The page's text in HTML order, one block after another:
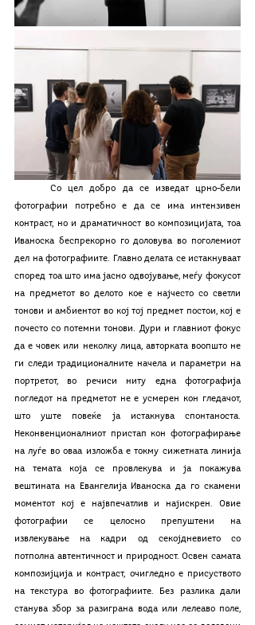
	Со цел добро да се изведат црно-бели
фотографии потребно е да се има интензивен
контраст, но и драматичност во композицијата, тоа
Иваноска беспрекорно го доловува во поголемиот
дел на фотографиите. Главно делата се истакнуваат
според тоа што има јасно одвојување, меѓу фокусот
на предметот во делото кое е најчесто со светли
тонови и амбиентот во кој тој предмет постои, кој е
почесто со потемни тонови. Дури и главниот фокус
да е човек или неколку лица, авторката воопшто не
ги следи традиционалните начела и параметри на
портретот, во речиси ниту една фотографија
погледот на предметот не е усмерен кон гледачот,
што уште повеќе ја истакнува спонтаноста.
Неконвенционалниот пристап кон фотографирање
на луѓе во оваа изложба е токму сижетната линија
на темата која се провлекува и ја покажува
вештината на Евангелија Иваноска да го скамени
моментот кој е највпечатлив и најискрен. Овие
фотографии се целосно препуштени на
извлекување на кадри од секојдневието со
потполна автентичност и природност. Освен самата
композијција и контраст, очигледно е присуството
на текстура во фотографиите. Без разлика дали
станува збор за разиграна вода или лелеаво поле,